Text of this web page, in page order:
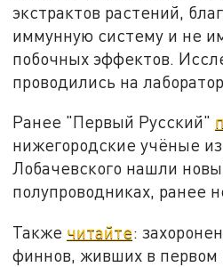
экстрактов растений,
иммунную систему и не
побочных эффектов.
проводились на
Ранее "Первый Русский"
нижегородские учёные
Лобачевского нашли
полупроводниках, ранее
Также читайте:
финнов, живших в